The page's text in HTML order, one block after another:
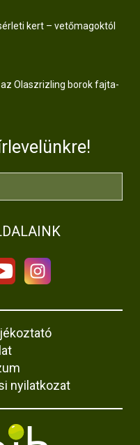
kert – vetőmagoktól
Olaszrizling borok fajta-
nyilatkozat